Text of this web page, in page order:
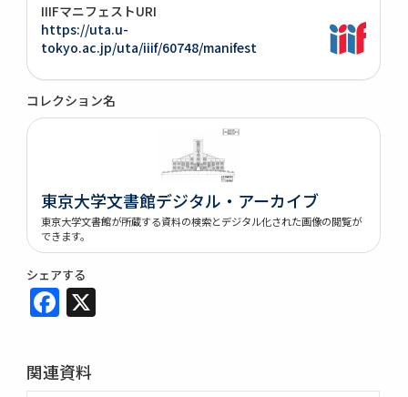
IIIFマニフェストURI
https://uta.u-
tokyo.ac.jp/uta/iiif/60748/manifest
コレクション名
東京大学文書館デジタル・アーカイブ
東京大学文書館が所蔵する資料の検索とデジタル化された画像の閲覧が
できます。
シェアする
Facebook
関連資料